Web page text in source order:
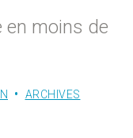
en moins de
ARCHIVES